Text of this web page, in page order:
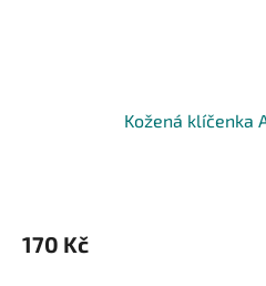
Kožená klíčenka
170 Kč